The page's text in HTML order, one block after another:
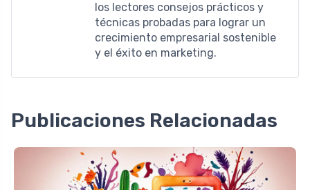
los lectores consejos prácticos y
técnicas probadas para lograr un
crecimiento empresarial sostenible
y el éxito en marketing.
Publicaciones Relacionadas